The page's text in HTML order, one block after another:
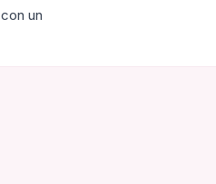
un